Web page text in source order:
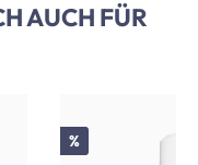
AUCH FÜR
Rabatt
%